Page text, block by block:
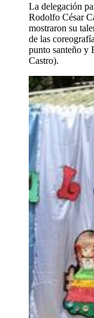
La delegación
Rodolfo César
mostraron su
de las
punto santeño y
Castro).